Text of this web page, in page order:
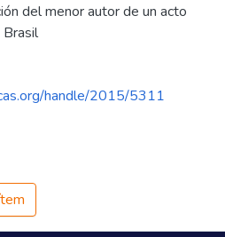
del menor autor de un acto
handle/2015/5311